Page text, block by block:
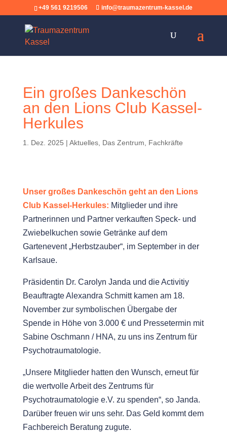
+49 561 9219506 info@traumazentrum-kassel.de
Ein großes Dankeschön
an den Lions Club Kassel-
Herkules
1. Dez. 2025 | Aktuelles, Das Zentrum Fachkräfte
Unser großes Dankeschön geht an den Lions
Club Kassel-Herkules: Mitglieder und ihre
Partnerinnen und Partner verkauften Speck- und
Zwiebelkuchen sowie Getränke auf dem
Gartenevent „Herbstzauber“, im September in der
Karlsaue.
Präsidentin Dr. Carolyn Janda und die Activitiy
Beauftragte Alexandra Schmitt kamen am 18.
November zur symbolischen Übergabe der
Spende in Höhe von 3.000 € und Pressetermin mit
Sabine Oschmann / HNA, zu uns ins Zentrum für
Psychotraumatologie.
„Unsere Mitglieder hatten den Wunsch, erneut für
die wertvolle Arbeit des Zentrums für
Psychotraumatologie e.V. zu spenden“, so Janda.
Darüber freuen wir uns sehr. Das Geld kommt dem
Fachbereich Beratung zugute.